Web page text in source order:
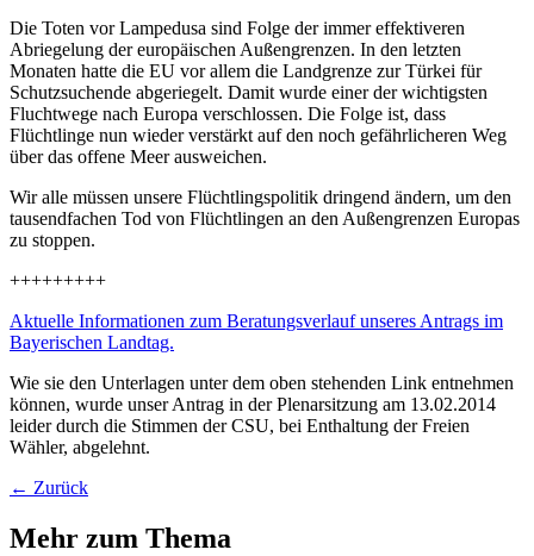
Die Toten vor Lampedusa sind Folge der immer effektiveren
Abriegelung der europäischen Außengrenzen. In den letzten
Monaten hatte die EU vor allem die Landgrenze zur Türkei für
Schutzsuchende abgeriegelt. Damit wurde einer der wichtigsten
Fluchtwege nach Europa verschlossen. Die Folge ist, dass
Flüchtlinge nun wieder verstärkt auf den noch gefährlicheren Weg
über das offene Meer ausweichen.
Wir alle müssen unsere Flüchtlingspolitik dringend ändern, um den
tausendfachen Tod von Flüchtlingen an den Außengrenzen Europas
zu stoppen.
+++++++++
Aktuelle Informationen zum Beratungsverlauf unseres Antrags im
Bayerischen Landtag.
Wie sie den Unterlagen unter dem oben stehenden Link entnehmen
können, wurde unser Antrag in der Plenarsitzung am 13.02.2014
leider durch die Stimmen der CSU, bei Enthaltung der Freien
Wähler, abgelehnt.
← Zurück
Mehr zum Thema